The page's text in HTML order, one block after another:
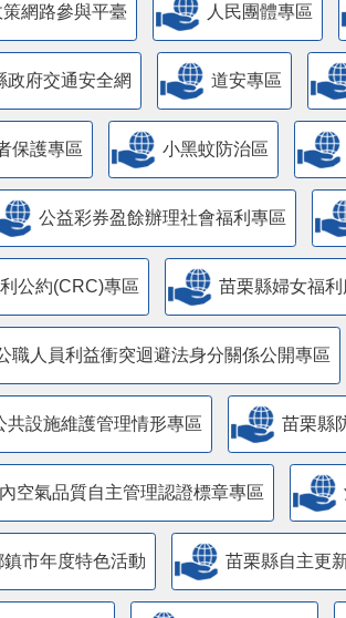
網路參與平臺 人民團體專區
政府交通安全網 道安專區
保護專區 小黑蚊防治區
公益彩券盈餘辦理社會福利專區
公約(CRC)專區 苗栗縣婦女福
職人員利益衝突迴避法身分關係公開專區
共設施維護管理情形專區 苗栗縣
空氣品質自主管理認證標章專區
鎮市年度特色活動 苗栗縣自主更